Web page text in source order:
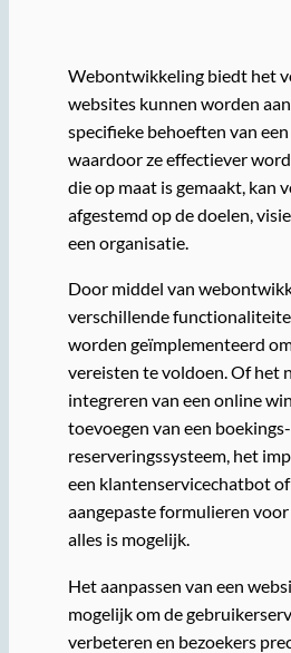
Webontwikkeling biedt het
websites kunnen worden
specifieke behoeften van
waardoor ze effectiever
die op maat is gemaakt, kan
afgestemd op de doelen,
een organisatie.
Door middel van
verschillende
worden geïmplementeerd
vereisten te voldoen. Of het
integreren van een online
toevoegen van een
reserveringssysteem, het
een klantenservicechatbot
aangepaste formulieren
alles is mogelijk.
Het aanpassen van een
mogelijk om de
verbeteren en bezoekers